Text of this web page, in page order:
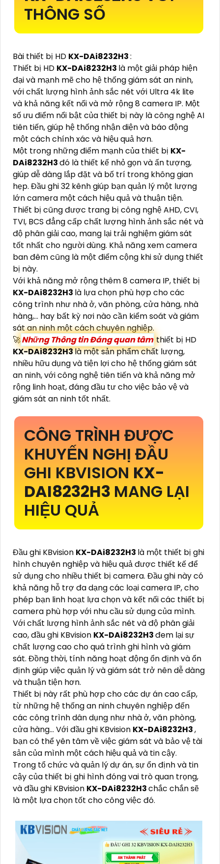
THÔNG SỐ
Bài thiết bị HD KX-DAi8232H3:
Thiết bị HD KX-DAi8232H3 là một giải pháp hiện
đại và mạnh mẽ cho hệ thống giám sát an ninh,
với chất lượng hình ảnh sắc nét với Ultra 4k lite
và khả năng kết nối và mở rộng 8 camera IP. Một
số ưu điểm nổi bật của thiết bị này là công nghệ AI
tiên tiến, giúp hệ thống nhận diện và báo động
một cách chính xác và hiệu quả hơn.
Một trong những điểm mạnh của thiết bị KX-
DAi8232H3đó là thiết kế nhỏ gọn và ấn tượng,
giúp dễ dàng lắp đặt và bố trí trong không gian
hẹp. Đầu ghi 32 kênh giúp bạn quản lý một lượng
lớn camera một cách hiệu quả và thuận tiện.
Thiết bị cũng được trang bị công nghệ AHD, CVI,
TVI, BCS đẳng cấp chất lượng hình ảnh sắc nét và
độ phân giải cao, mang lại trải nghiệm giám sát
tốt nhất cho người dùng. Khả năng xem camera
ban đêm cũng là một điểm cộng khi sử dụng thiết
bị này.
Với khả năng mở rộng thêm 8 camera IP, thiết bị
KX-DAi8232H3 là lựa chọn phù hợp cho các
công trình như nhà ở, văn phòng, cửa hàng, nhà
hàng,... hay bất kỳ nơi nào cần kiểm soát và giám
sát an ninh một cách chuyên nghiệp.
🚀Những Thông tin Đáng quan tâm thiết bị HD
KX-DAi8232H3là một sản phẩm chất lượng,
nhiều hữu dụng và tiện lợi cho hệ thống giám sát
an ninh, với công nghệ tiên tiến và khả năng mở
rộng linh hoạt, đáng đầu tư cho việc bảo vệ và
giám sát an ninh tốt nhất.
CÔNG TRÌNH ĐƯỢC
KHUYẾN NGHỊ ĐẦU
GHI KBVISION KX-
DAI8232H3 MANG LẠI
HIỆU QUẢ
Đầu ghi KBvision KX-DAi8232H3 là một thiết bị ghi
hình chuyên nghiệp và hiệu quả được thiết kế để
sử dụng cho nhiều thiết bị camera. Đầu ghi này có
khả năng hỗ trợ đa dạng các loại camera IP, cho
phép bạn linh hoạt lựa chọn và kết nối các thiết bị
camera phù hợp với nhu cầu sử dụng của mình.
Với chất lượng hình ảnh sắc nét và độ phân giải
cao, đầu ghi KBvision KX-DAi8232H3đem lại sự
chất lượng cao cho quá trình ghi hình và giám
sát. Đồng thời, tính năng hoạt động ổn định và ổn
định giúp việc quản lý và giám sát trở nên dễ dàng
và thuận tiện hơn.
Thiết bị này rất phù hợp cho các dự án cao cấp,
từ những hệ thống an ninh chuyên nghiệp đến
các công trình dân dụng như nhà ở, văn phòng,
cửa hàng... Với đầu ghi KBvision KX-DAi8232H3,
bạn có thể yên tâm về việc giám sát và bảo vệ tài
sản của mình một cách hiệu quả và tin cậy.
Trong tổ chức và quản lý dự án, sự ổn định và tin
cậy của thiết bị ghi hình đóng vai trò quan trọng,
và đầu ghi KBvision KX-DAi8232H3chắc chắn sẽ
là một lựa chọn tốt cho công việc đó.